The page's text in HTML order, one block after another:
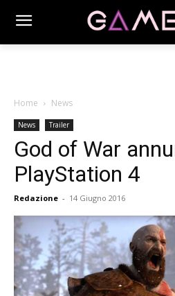
Home News
News Trailer
God of War
PlayStation 4
Redazione - 14 Giugno 2016